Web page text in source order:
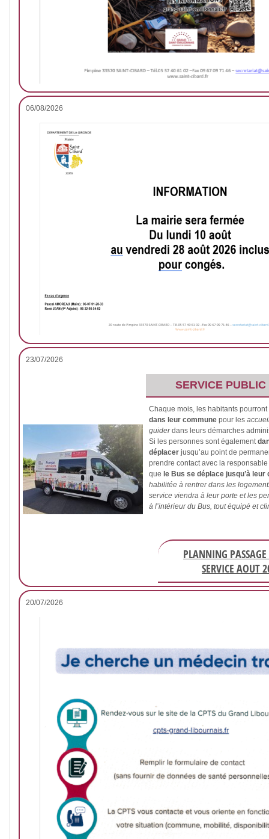
06/08/2026
23/07/2026
SERVICE
Chaque mois, les habitants
dans leur commune pour les
guiderdans leurs démarches
Si les personnes sont également
déplacer jusqu’au point de
prendre contact avec la
que le Bus se déplace jusqu’à
habilitée à rentrer dans les
service viendra à leur porte et les
à l’intérieur du Bus, tout équipé et
PLANNING PASSAGE
SERVICE AOUT
20/07/2026